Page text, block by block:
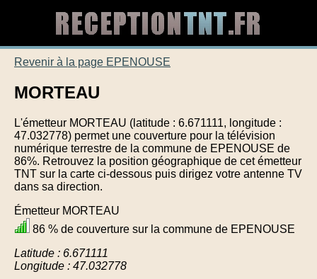
Revenir à la page EPENOUSE
MORTEAU
L'émetteur MORTEAU (latitude : 6.671111, longitude :
47.032778) permet une couverture pour la télévision
numérique terrestre de la commune de EPENOUSE de
86%. Retrouvez la position géographique de cet émetteur
TNT sur la carte ci-dessous puis dirigez votre antenne TV
dans sa direction.
Émetteur MORTEAU
86 % de couverture sur la commune de EPENOUSE
Latitude : 6.671111
Longitude : 47.032778